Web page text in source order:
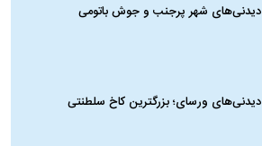
دیدنی‌های شهر پرجنب و جوش باتومی
دیدنی‌های ورسای؛ بزرگترین کاخ سلطنتی